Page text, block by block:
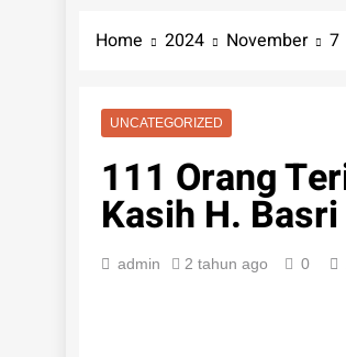
Home 2024 November 7
UNCATEGORIZED
111 Orang
Kasih H.
admin 2 tahun ago 0